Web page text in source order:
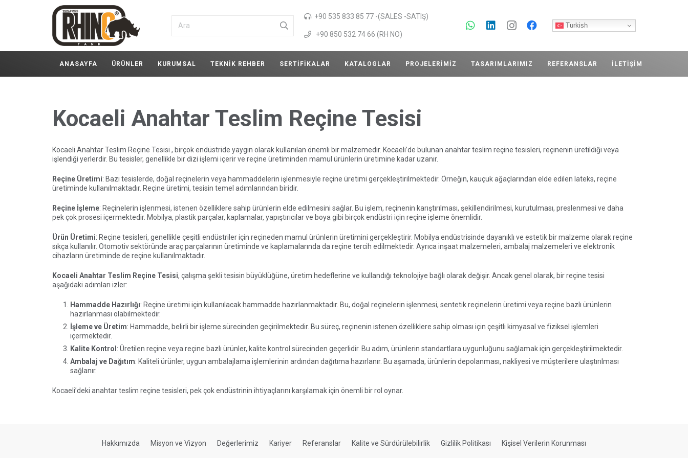
+90 535 833 85 77 -(SALES -SATIŞ)
+90 850 532 74 66 (RH NO)
Turkish
ANASAYFA ÜRÜNLER KURUMSAL TEKNIK REHBER SERTIFIKALAR KATALOGLAR PROJELERIMIZ TASARIMLARIMIZ REFERANSLAR İLETIŞIM
Kocaeli Anahtar Teslim Reçine Tesisi
Kocaeli Anahtar Teslim Reçine Tesisi , birçok endüstride yaygın olarak kullanılan önemli bir malzemedir. Kocaeli’de bulunan anahtar teslim reçine tesisleri, reçinenin üretildiği veya
işlendiği yerlerdir. Bu tesisler, genellikle bir dizi işlemi içerir ve reçine üretiminden mamul ürünlerin üretimine kadar uzanır.
Reçine Üretimi: Bazı tesislerde, doğal reçinelerin veya hammaddelerin işlenmesiyle reçine üretimi gerçekleştirilmektedir. Örneğin, kauçuk ağaçlarından elde edilen lateks, reçine
üretiminde kullanılmaktadır. Reçine üretimi, tesisin temel adımlarından biridir.
Reçine İşleme: Reçinelerin işlenmesi, istenen özelliklere sahip ürünlerin elde edilmesini sağlar. Bu işlem, reçinenin karıştırılması, şekillendirilmesi, kurutulması, preslenmesi ve daha
pek çok prosesi içermektedir. Mobilya, plastik parçalar, kaplamalar, yapıştırıcılar ve boya gibi birçok endüstri için reçine işleme önemlidir.
Ürün Üretimi: Reçine tesisleri, genellikle çeşitli endüstriler için reçineden mamul ürünlerin üretimini gerçekleştirir. Mobilya endüstrisinde dayanıklı ve estetik bir malzeme olarak reçine
sıkça kullanılır. Otomotiv sektöründe araç parçalarının üretiminde ve kaplamalarında da reçine tercih edilmektedir. Ayrıca inşaat malzemeleri, ambalaj malzemeleri ve elektronik
cihazların üretiminde de reçine kullanılmaktadır.
Kocaeli Anahtar Teslim Reçine Tesisi, çalışma şekli tesisin büyüklüğüne, üretim hedeflerine ve kullandığı teknolojiye bağlı olarak değişir. Ancak genel olarak, bir reçine tesisi
aşağıdaki adımları izler:
Hammadde Hazırlığı: Reçine üretimi için kullanılacak hammadde hazırlanmaktadır. Bu, doğal reçinelerin işlenmesi, sentetik reçinelerin üretimi veya reçine bazlı ürünlerin
hazırlanması olabilmektedir.
İşleme ve Üretim: Hammadde, belirli bir işleme sürecinden geçirilmektedir. Bu süreç, reçinenin istenen özelliklere sahip olması için çeşitli kimyasal ve fiziksel işlemleri
içermektedir.
Kalite Kontrol : Üretilen reçine veya reçine bazlı ürünler, kalite kontrol sürecinden geçerlidir. Bu adım, ürünlerin standartlara uygunluğunu sağlamak için gerçekleştirilmektedir.
Ambalaj ve Dağıtım: Kaliteli ürünler, uygun ambalajlama işlemlerinin ardından dağıtıma hazırlanır. Bu aşamada, ürünlerin depolanması, nakliyesi ve müşterilere ulaştırılması
sağlanır.
Kocaeli’deki anahtar teslim reçine tesisleri, pek çok endüstrinin ihtiyaçlarını karşılamak için önemli bir rol oynar.
Hakkımızda Misyon ve Vizyon Değerlerimiz Kariyer Referanslar Kalite ve Sürdürülebilirlik Gizlilik Politikası Kişisel Verilerin Korunması